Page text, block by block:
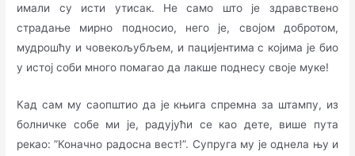
имали су исти утисак. Не само што је здравствено
страдање мирно подносио, него је, својом добротом,
мудрошћу и човекољубљем, и пацијентима с којима је био
у истој соби много помагао да лакше поднесу своје муке!
Кад сам му саопштио да је књига спремна за штампу, из
болничке собе ми је, радујући се као дете, више пута
рекао: ”Коначно радосна вест!”. Супруга му је однела њу и